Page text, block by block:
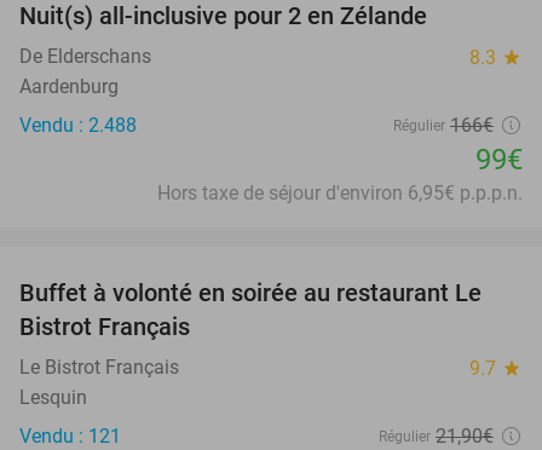
Nuit(s) all-inclusive pour 2 en Zélande
De Elderschans 8.3 star
Aardenburg
Vendu : 2.488
Régulier 166€
99€
Hors taxe de séjour d'environ 6,95€ p.p.p.n.
25%
Buffet à volonté en soirée au restaurant Le
Bistrot Français
Le Bistrot Français 9.7 star
Lesquin
Vendu : 121
Régulier 21,90€